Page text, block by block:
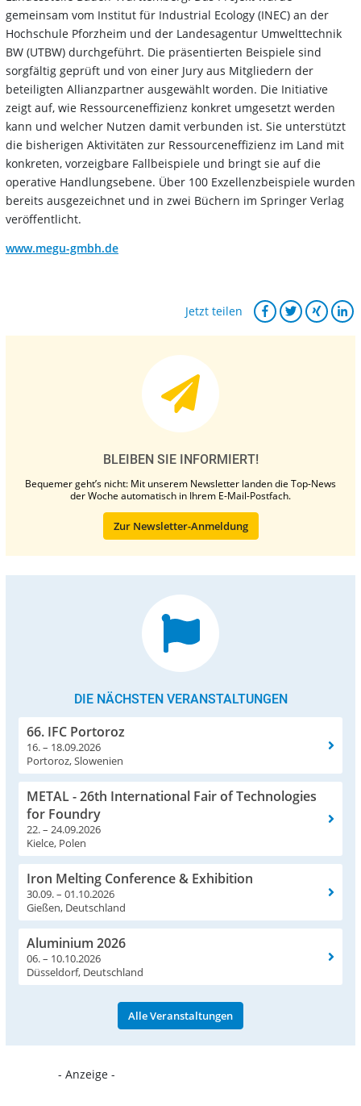
gemeinsam vom Institut für Industrial Ecology (INEC) an der
Hochschule Pforzheim und der Landesagentur Umwelttechnik
BW (UTBW) durchgeführt. Die präsentierten Beispiele sind
sorgfältig geprüft und von einer Jury aus Mitgliedern der
beteiligten Allianzpartner ausgewählt worden. Die Initiative
zeigt auf, wie Ressourceneffizienz konkret umgesetzt werden
kann und welcher Nutzen damit verbunden ist. Sie unterstützt
die bisherigen Aktivitäten zur Ressourceneffizienz im Land mit
konkreten, vorzeigbare Fallbeispiele und bringt sie auf die
operative Handlungsebene. Über 100 Exzellenzbeispiele wurden
bereits ausgezeichnet und in zwei Büchern im Springer Verlag
veröffentlicht.
www.megu-gmbh.de
Jetzt teilen
BLEIBEN SIE INFORMIERT!
Bequemer geht’s nicht: Mit unserem Newsletter landen die Top-News
der Woche automatisch in Ihrem E-Mail-Postfach.
Zur Newsletter-Anmeldung
DIE NÄCHSTEN VERANSTALTUNGEN
66. IFC Portoroz
16. – 18.09.2026
Portoroz, Slowenien
METAL - 26th International Fair of Technologies
for Foundry
22. – 24.09.2026
Kielce, Polen
Iron Melting Conference & Exhibition
30.09. – 01.10.2026
Gießen, Deutschland
Aluminium 2026
06. – 10.10.2026
Düsseldorf, Deutschland
Alle Veranstaltungen
- Anzeige -